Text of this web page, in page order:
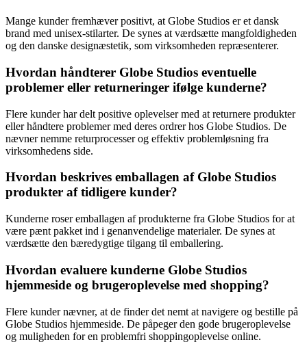
Mange kunder fremhæver positivt, at Globe Studios er et dansk
brand med unisex-stilarter. De synes at værdsætte mangfoldigheden
og den danske designæstetik, som virksomheden repræsenterer.
Hvordan håndterer Globe Studios eventuelle
problemer eller returneringer ifølge kunderne?
Flere kunder har delt positive oplevelser med at returnere produkter
eller håndtere problemer med deres ordrer hos Globe Studios. De
nævner nemme returprocesser og effektiv problemløsning fra
virksomhedens side.
Hvordan beskrives emballagen af Globe Studios
produkter af tidligere kunder?
Kunderne roser emballagen af produkterne fra Globe Studios for at
være pænt pakket ind i genanvendelige materialer. De synes at
værdsætte den bæredygtige tilgang til emballering.
Hvordan evaluere kunderne Globe Studios
hjemmeside og brugeroplevelse med shopping?
Flere kunder nævner, at de finder det nemt at navigere og bestille på
Globe Studios hjemmeside. De påpeger den gode brugeroplevelse
og muligheden for en problemfri shoppingoplevelse online.